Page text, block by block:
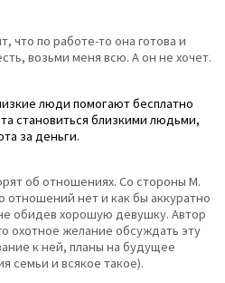
что по работе-то она готова и
возьми меня всю. А он не хочет.
люди помогают бесплатно
становиться близкими людьми,
за деньги.
об отношениях. Со стороны М.
нет и как бы аккуратно
обидев хорошую девушку. Автор
охотное желание обсуждать эту
к ней, планы на будущее
семьи и всякое такое).